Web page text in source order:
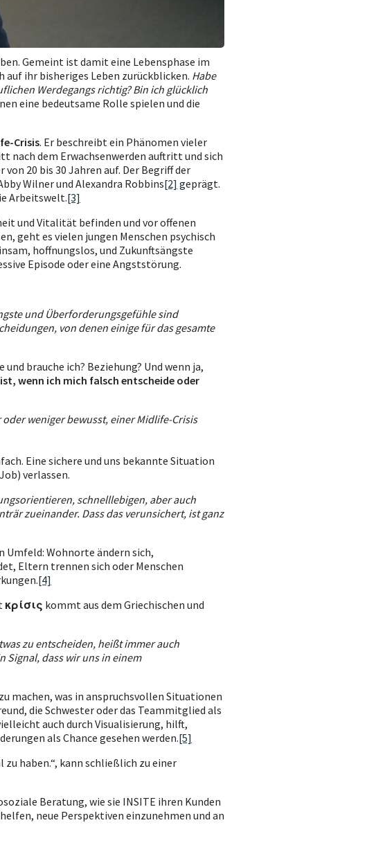
Gemeint ist damit eine Lebensphase im
auf ihr bisheriges Leben zurückblicken. Habe
Werdegangs richtig? Bin ich glücklich
eine bedeutsame Rolle spielen und die
Crisis. Er beschreibt ein Phänomen vieler
nach dem Erwachsenwerden auftritt und sich
20 bis 30 Jahren auf. Der Begriff der
Wilner und Alexandra Robbins[2] geprägt.
Arbeitswelt.[3]
und Vitalität befinden und vor offenen
geht es vielen jungen Menschen psychisch
hoffnungslos, und Zukunftsängste
Episode oder eine Angststörung.
und Überforderungsgefühle sind
von denen einige für das gesamte
brauche ich? Beziehung? Und wenn ja,
wenn ich mich falsch entscheide oder
weniger bewusst, einer Midlife-Crisis
Eine sichere und uns bekannte Situation
verlassen.
schnelllebigen, aber auch
zueinander. Dass das verunsichert, ist ganz
Umfeld: Wohnorte ändern sich,
Eltern trennen sich oder Menschen
[4]
κρίσις kommt aus dem Griechischen und
zu entscheiden, heißt immer auch
Signal, dass wir uns in einem
machen, was in anspruchsvollen Situationen
die Schwester oder das Teammitglied als
auch durch Visualisierung, hilft,
als Chance gesehen werden.[5]
haben.“, kann schließlich zu einer
Beratung, wie sie INSITE ihren Kunden
neue Perspektiven einzunehmen und an